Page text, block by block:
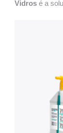
Vidros é a